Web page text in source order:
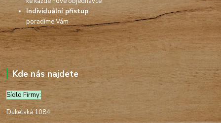
Individuální přístup
poradíme Vám
Kde nás najdete
Sídlo Firmy:
Dukelská 1084,